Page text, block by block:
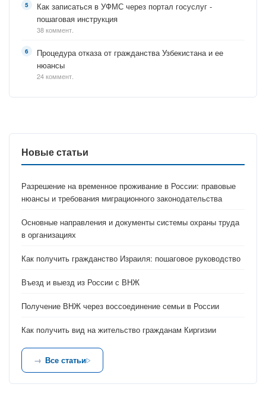
Как записаться в УФМС через портал госуслуг -
пошаговая инструкция
38 коммент.
Процедура отказа от гражданства Узбекистана и ее
нюансы
24 коммент.
Новые статьи
Разрешение на временное проживание в России: правовые
нюансы и требования миграционного законодательства
Основные направления и документы системы охраны труда
в организациях
Как получить гражданство Израиля: пошаговое руководство
Въезд и выезд из России с ВНЖ
Получение ВНЖ через воссоединение семьи в России
Как получить вид на жительство гражданам Киргизии
Все статьи